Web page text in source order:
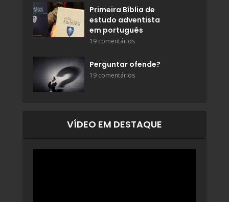
Primeira Bíblia de
estudo adventista
em português
19 comentários
Perguntar ofende?
19 comentários
VÍDEO EM DESTAQUE